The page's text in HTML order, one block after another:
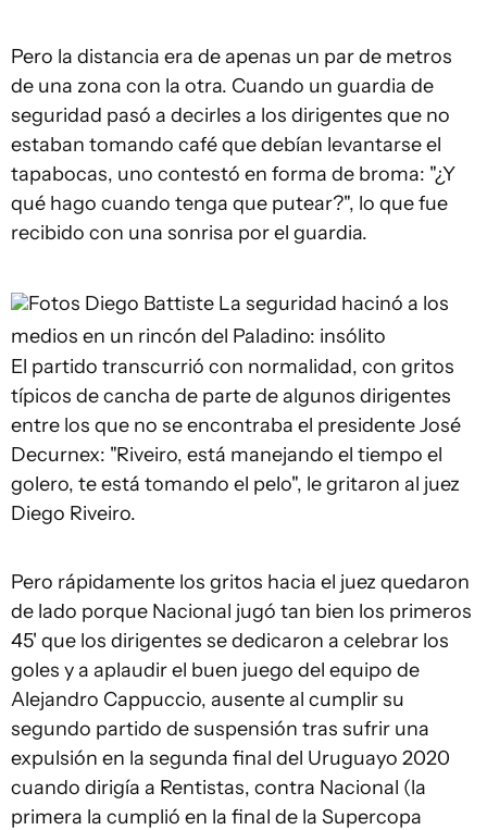
Pero la distancia era de apenas un par de metros
de una zona con la otra. Cuando un guardia de
seguridad pasó a decirles a los dirigentes que no
estaban tomando café que debían levantarse el
tapabocas, uno contestó en forma de broma: "¿Y
qué hago cuando tenga que putear?", lo que fue
recibido con una sonrisa por el guardia.
Fotos Diego Battiste La seguridad hacinó a los
medios en un rincón del Paladino: insólito
El partido transcurrió con normalidad, con gritos
típicos de cancha de parte de algunos dirigentes
entre los que no se encontraba el presidente José
Decurnex: "Riveiro, está manejando el tiempo el
golero, te está tomando el pelo", le gritaron al juez
Diego Riveiro.
Pero rápidamente los gritos hacia el juez quedaron
de lado porque Nacional jugó tan bien los primeros
45' que los dirigentes se dedicaron a celebrar los
goles y a aplaudir el buen juego del equipo de
Alejandro Cappuccio, ausente al cumplir su
segundo partido de suspensión tras sufrir una
expulsión en la segunda final del Uruguayo 2020
cuando dirigía a Rentistas, contra Nacional (la
primera la cumplió en la final de la Supercopa